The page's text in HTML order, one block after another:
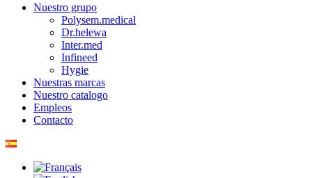
Nuestro grupo
Polysem.medical
Dr.helewa
Inter.med
Infineed
Hygie
Nuestras marcas
Nuestro catalogo
Empleos
Contacto